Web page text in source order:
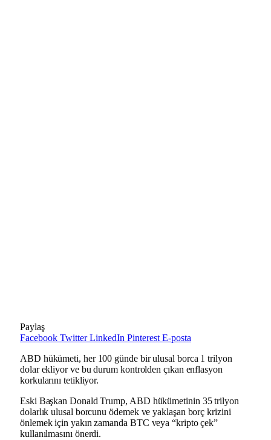
Paylaş
Facebook Twitter LinkedIn Pinterest E-posta
ABD hükümeti, her 100 günde bir ulusal borca ​​1 trilyon
dolar ekliyor ve bu durum kontrolden çıkan enflasyon
korkularını tetikliyor.
Eski Başkan Donald Trump, ABD hükümetinin 35 trilyon
dolarlık ulusal borcunu ödemek ve yaklaşan borç krizini
önlemek için yakın zamanda BTC veya “kripto çek”
kullanılmasını önerdi.